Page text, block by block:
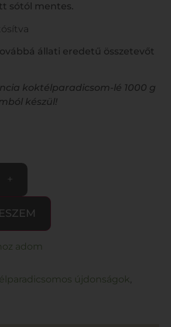
sótól mentes.
állati eredetű összetevőt
koktélparadicsom-lé 1000 g
készül!
+
adom
újdonságok